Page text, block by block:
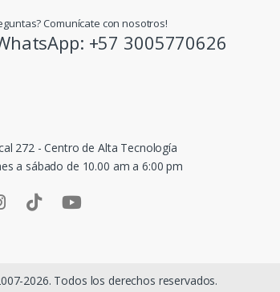
Comunícate con nosotros!
+57 3005770626
272 - Centro de Alta Tecnología
a sábado de 10.00 am a 6:00 pm
2026. Todos los derechos reservados.